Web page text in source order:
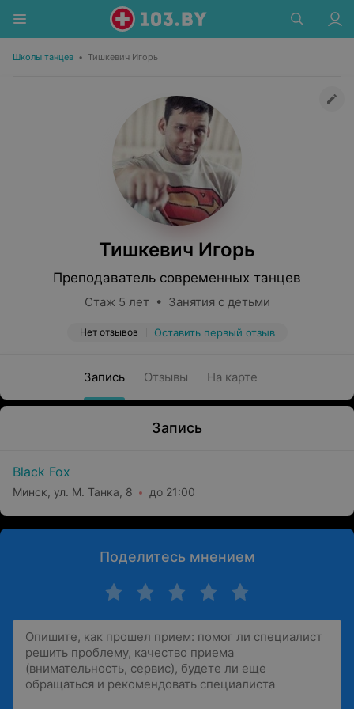
Школы танцев • Тишкевич Игорь
Тишкевич Игорь
Преподаватель современных танцев
Стаж 5 лет • Занятия с детьми
Нет отзывов Оставить первый отзыв
Запись Отзывы На карте
Запись
Black Fox
Минск, ул. М. Танка, 8 до 21:00
Поделитесь мнением